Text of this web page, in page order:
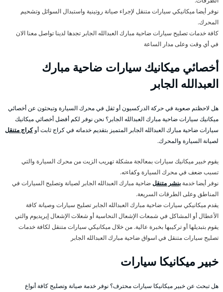
نوفر أيضا ميكانيكي سيارات متنقل لإجراء صيانة روتينية واستبدال السوائل وتشحيم
المحرك.
كافة خدمات تصليح سيارات ضاحية مبارك العبدالله الجابر تجدها لدينا تواصل معنا الان
في أي وقت وعلى مدار الساعة
أخصائي ميكانيك سيارات ضاحية مبارك
العبدالله الجابر
هل لاحظتم صعوبة في حركة الدركسيون أو ثقل في محرك السيارة وتبحثون عن أخصائي
ميكانيك سيارات ضاحية مبارك العبدالله الجابر؟ نحن نوفر لكم أفضل أخصائي ميكانيك
سيارات ضاحية مبارك العبدالله الجابر المتميز بتقديم خدماته في كراج ثابت أوكراج متنقل
لصيانة السيارة والمحرك.
يقوم خبير ميكانيك سيارات بمعالجة مشكلة تهريب الزيت من محرك السيارة والتي
تسبب ضعف في محرك السيارة وكفاءته.
نوفر أيضا خدمة بنشر متنقلضاحية مبارك العبدالله الجابر لصيانة وتصليح السيارات في
المناطق وعلى الطرقات السريعة.
يقدم ميكانيكي سيارات ضاحية مبارك العبدالله الجابر تصليح سيارات وصيانة كافة
الأعطال أو المشاكل في شمعات الإشعال النحاسية أو شعلات الإشعال إيريديوم والتي
يقوم بتبديلها أو تركيبها بخبرة عالية. من خلال ميكانيكي سيارات متنقل لكافة خدمات
تصليح سيارات متنقل في اسواق ضاحية مبارك العبدالله الجابر
خبير ميكانيكا سيارات
هل تبحث عن خبير ميكانيكا سيارات محترف؟ نوفر خدمة صيانة وتصليح كافة أنواع